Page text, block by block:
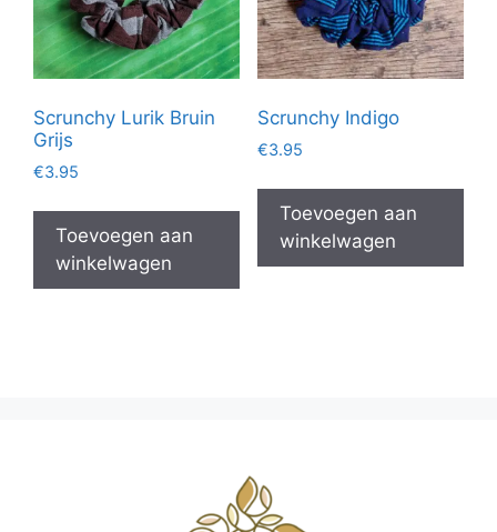
Scrunchy Lurik Bruin
Grijs
€3.95
Toevoegen aan
winkelwagen
Scrunchy Indigo
€3.95
Toevoegen aan
winkelwagen